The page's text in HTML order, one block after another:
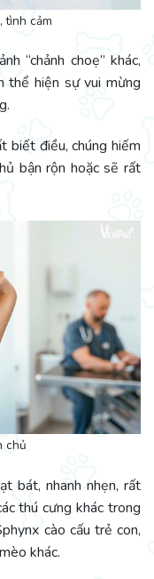
tình cảm
“chảnh choẹ” khác,
thể hiện sự vui mừng
biết điều, chúng hiếm
bận rộn hoặc sẽ rất
chủ
bát, nhanh nhẹn, rất
thú cưng khác trong
cào cấu trẻ con,
khác.